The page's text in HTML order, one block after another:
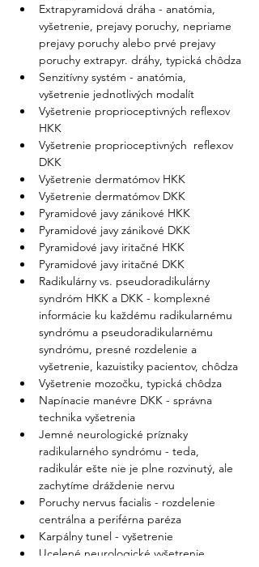
Extrapyramidová dráha - anatómia,
vyšetrenie, prejavy poruchy, nepriame
prejavy poruchy alebo prvé prejavy
poruchy extrapyr. dráhy, typická chôdza
Senzitívny systém - anatómia,
vyšetrenie jednotlivých modalít
Vyšetrenie proprioceptivných reflexov
HKK
Vyšetrenie proprioceptivných  reflexov
DKK
Vyšetrenie dermatómov HKK
Vyšetrenie dermatómov DKK
Pyramidové javy zánikové HKK
Pyramidové javy zánikové DKK
Pyramidové javy iritačné HKK
Pyramidové javy iritačné DKK
Radikulárny vs. pseudoradikulárny
syndróm HKK a DKK - komplexné
informácie ku každému radikularnému
syndrómu a pseudoradikularnému
syndrómu, presné rozdelenie a
vyšetrenie, kazuistiky pacientov, chôdza
Vyšetrenie mozočku, typická chôdza
Napínacie manévre DKK - správna
technika vyšetrenia
Jemné neurologické príznaky
radikularného syndrómu - teda,
radikulár ešte nie je plne rozvinutý, ale
zachytíme dráždenie nervu
Poruchy nervus facialis - rozdelenie
centrálna a periférna paréza
Karpálny tunel - vyšetrenie
Ucelené neurologické vyšetrenie